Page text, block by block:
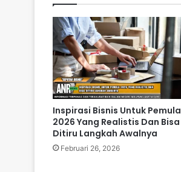
Inspirasi Bisnis Untuk Pemula
2026 Yang Realistis Dan Bisa
Ditiru Langkah Awalnya
Februari 26, 2026